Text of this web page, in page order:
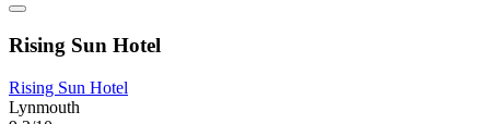
Rising Sun Hotel
Rising Sun Hotel
Lynmouth